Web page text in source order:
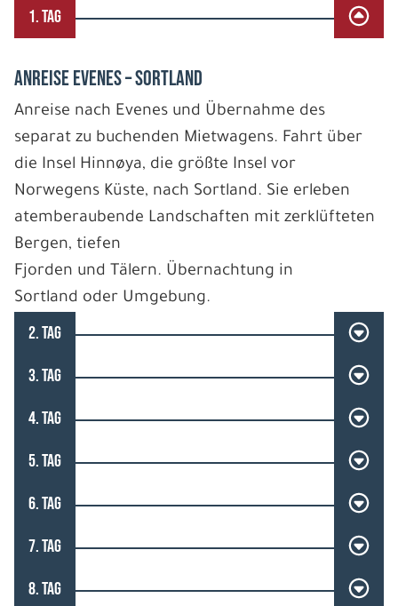
1. TAG
ANREISE EVENES – SORTLAND
Anreise nach Evenes und Übernahme des
separat zu buchenden Mietwagens. Fahrt über
die Insel Hinnøya, die größte Insel vor
Norwegens Küste, nach Sortland. Sie erleben
atemberaubende Landschaften mit zerklüfteten
Bergen, tiefen
Fjorden und Tälern. Übernachtung in
Sortland oder Umgebung.
2. TAG
3. TAG
4. TAG
5. TAG
6. TAG
7. TAG
8. TAG